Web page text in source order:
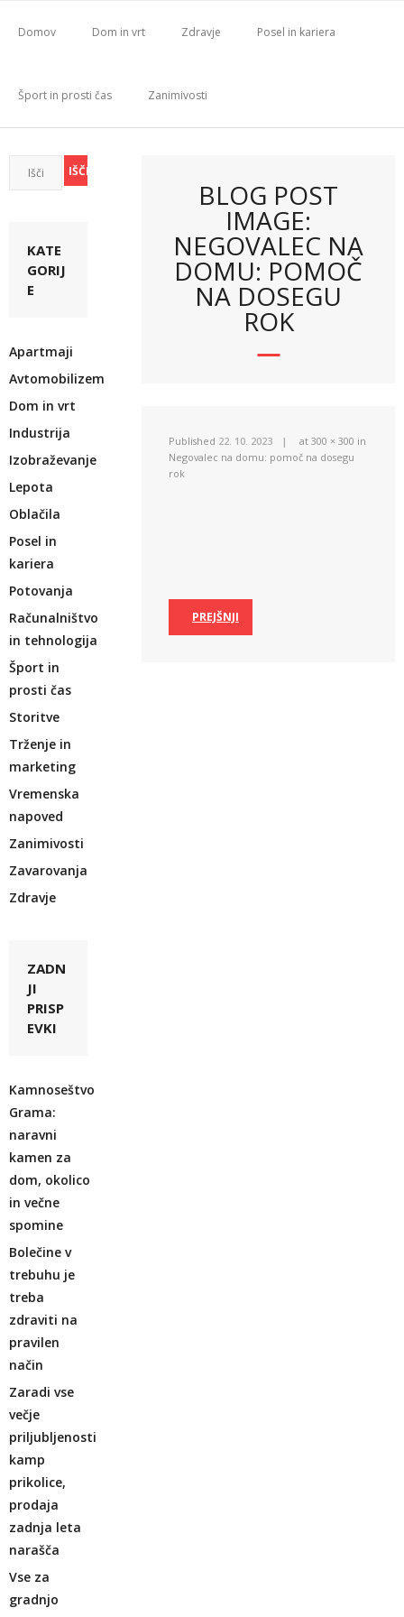
Domov Dom in vrt Zdravje Posel in kariera
Šport in prosti čas Zanimivosti
BLOG POST
IMAGE:
NEGOVALEC NA
DOMU: POMOČ
NA DOSEGU
ROK
Published 22. 10. 2023 at 300 × 300 in
Negovalec na domu: pomoč na dosegu
rok
PREJŠNJI
KATE
GORIJ
E
Apartmaji
Avtomobilizem
Dom in vrt
Industrija
Izobraževanje
Lepota
Oblačila
Posel in
kariera
Potovanja
Računalništvo
in tehnologija
Šport in
prosti čas
Storitve
Trženje in
marketing
Vremenska
napoved
Zanimivosti
Zavarovanja
Zdravje
ZADN
JI
PRISP
EVKI
Kamnoseštvo
Grama:
naravni
kamen za
dom, okolico
in večne
spomine
Bolečine v
trebuhu je
treba
zdraviti na
pravilen
način
Zaradi vse
večje
priljubljenosti
kamp
prikolice,
prodaja
zadnja leta
narašča
Vse za
gradnjo